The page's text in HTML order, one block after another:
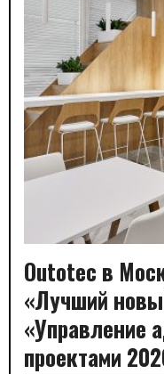
Outotec в
«Лучший
«Управление
проектами